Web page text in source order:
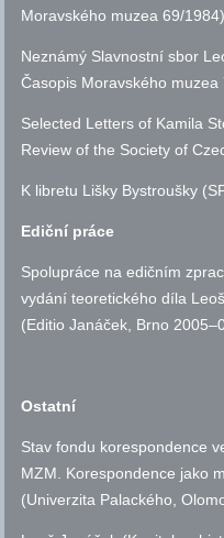
Moravského muzea 69/
Neznámý Slavnostní sbor
Časopis Moravského muzea
Selected Letters of Kamila
Review of the Society of
K libretu Lišky Bystroušky
Ediční práce
Spolupráce na edičním
vydání teoretického díla
(Editio Janáček, Brno
Ostatní
Stav fondu korespondence
MZM. Korespondence jako
(Univerzita Palackého,